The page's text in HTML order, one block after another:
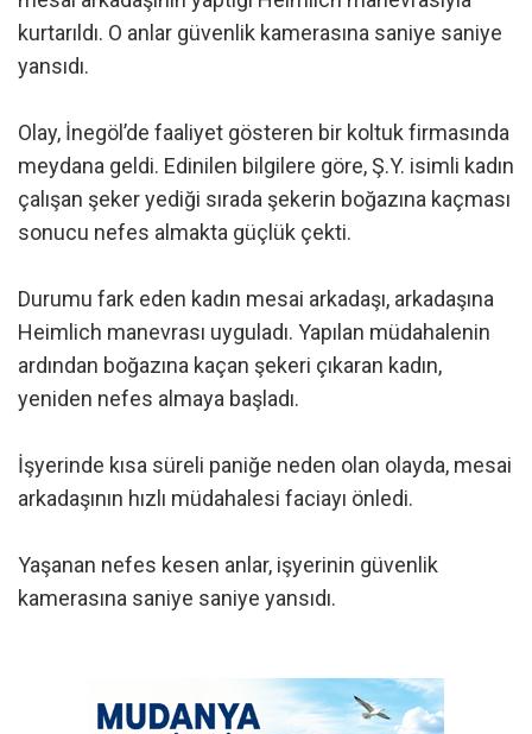
kurtarıldı. O anlar güvenlik kamerasına saniye saniye
yansıdı.
Olay, İnegöl’de faaliyet gösteren bir koltuk firmasında
meydana geldi. Edinilen bilgilere göre, Ş.Y. isimli kadın
çalışan şeker yediği sırada şekerin boğazına kaçması
sonucu nefes almakta güçlük çekti.
Durumu fark eden kadın mesai arkadaşı, arkadaşına
Heimlich manevrası uyguladı. Yapılan müdahalenin
ardından boğazına kaçan şekeri çıkaran kadın,
yeniden nefes almaya başladı.
İşyerinde kısa süreli paniğe neden olan olayda, mesai
arkadaşının hızlı müdahalesi faciayı önledi.
Yaşanan nefes kesen anlar, işyerinin güvenlik
kamerasına saniye saniye yansıdı.